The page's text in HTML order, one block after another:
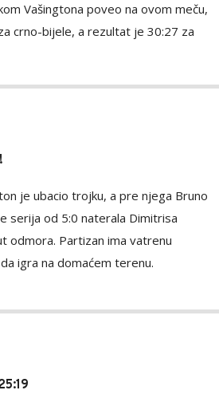
Vašingtona poveo na ovom meču,
crno-bijele, a rezultat je 30:27 za
je ubacio trojku, a pre njega Bruno
serija od 5:0 naterala Dimitrisa
odmora. Partizan ima vatrenu
igra na domaćem terenu.